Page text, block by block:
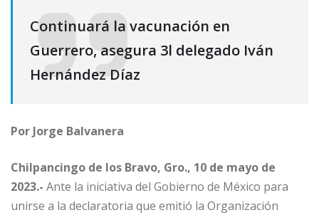
Continuará la vacunación en
Guerrero, asegura 3l delegado Iván
Hernández Díaz
Por Jorge Balvanera
Chilpancingo de los Bravo, Gro., 10 de mayo de
2023.- Ante la iniciativa del Gobierno de México para
unirse a la declaratoria que emitió la Organización